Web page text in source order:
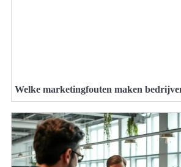
Welke marketingfouten maken